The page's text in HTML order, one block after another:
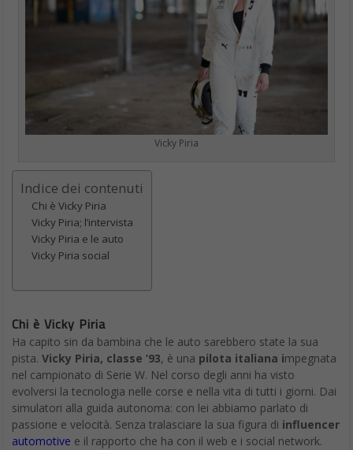
Vicky Piria
Indice dei contenuti
Chi è Vicky Piria
Vicky Piria; l’intervista
Vicky Piria e le auto
Vicky Piria social
Chi è Vicky Piria
Ha capito sin da bambina che le auto sarebbero state la sua
pista. Vicky Piria, classe ’93, è una pilota italiana impegnata
nel campionato di Serie W. Nel corso degli anni ha visto
evolversi la tecnologia nelle corse e nella vita di tutti i giorni. Dai
simulatori alla guida autonoma: con lei abbiamo parlato di
passione e velocità. Senza tralasciare la sua figura di influencer
automotive e il rapporto che ha con il web e i social network.